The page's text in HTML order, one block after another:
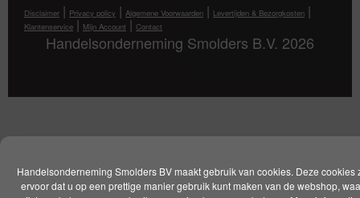
Handelsonderneming Smolders BV maakt gebruik van cookies. Deze cookies
ervoor dat u op een prettige manier gebruik kunt maken van de webshop,
Disclaimer | Privacy policy | Algemene Voorwaarden | Levertijden & Bezorgkosten |
Klantenservice | Mijn Account | Contact
Handelsonderneming Smolders B.V. 2026